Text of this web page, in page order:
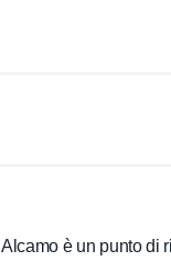
Alcamo è un punto di